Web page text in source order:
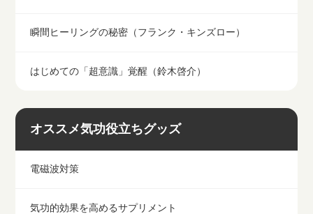
瞬間ヒーリングの秘密（フランク・キンズロー）
はじめての「超意識」覚醒（鈴木啓介）
オススメ気功役立ちグッズ
電磁波対策
気功的効果を高めるサプリメント